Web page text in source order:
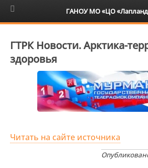
6+
ГТРК Новости. Арктика-
здоровья
Читать на сайте источника
ГАНОУ МО «ЦО